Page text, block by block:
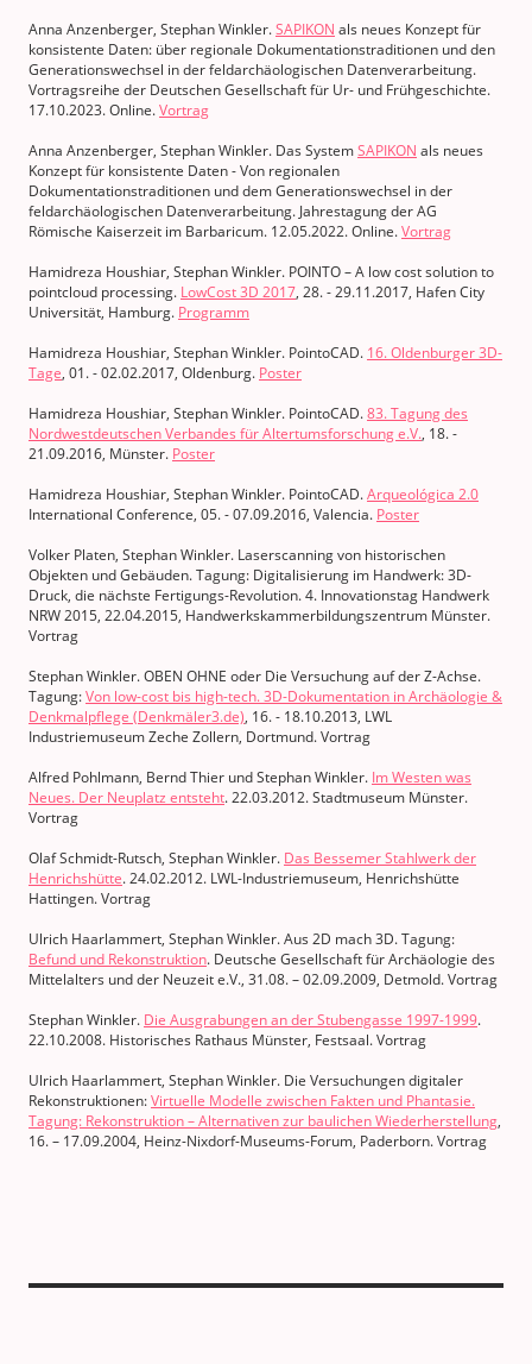
Anna Anzenberger, Stephan Winkler.SAPIKON als neues Konzept für
konsistente Daten: über regionale Dokumentationstraditionen und den
Generationswechsel in der feldarchäologischen Datenverarbeitung.
Vortragsreihe der Deutschen Gesellschaft für Ur- und Frühgeschichte.
17.10.2023. Online.Vortrag
Anna Anzenberger, Stephan Winkler. Das SystemSAPIKON als neues
Konzept für konsistente Daten - Von regionalen
Dokumentationstraditionen und dem Generationswechsel in der
feldarchäologischen Datenverarbeitung. Jahrestagung der AG
Römische Kaiserzeit im Barbaricum. 12.05.2022. Online.Vortrag
Hamidreza Houshiar, Stephan Winkler. POINTO – A low cost solution to
pointcloud processing. LowCost 3D 2017, 28. - 29.11.2017, Hafen City
Universität, Hamburg. Programm
Hamidreza Houshiar, Stephan Winkler. PointoCAD. 16. Oldenburger 3D-
Tage, 01. - 02.02.2017, Oldenburg. Poster
Hamidreza Houshiar, Stephan Winkler. PointoCAD.83. Tagung des
Nordwestdeutschen Verbandes für Altertumsforschung e.V., 18. -
21.09.2016, Münster. Poster
Hamidreza Houshiar, Stephan Winkler. PointoCAD.Arqueológica 2.0
International Conference, 05. - 07.09.2016, Valencia. Poster
Volker Platen, Stephan Winkler. Laserscanning von historischen
Objekten und Gebäuden. Tagung: Digitalisierung im Handwerk: 3D-
Druck, die nächste Fertigungs-Revolution. 4. Innovationstag Handwerk
NRW 2015, 22.04.2015, Handwerkskammerbildungszentrum Münster.
Vortrag
Stephan Winkler. OBEN OHNE oder Die Versuchung auf der Z-Achse.
Tagung:Von low-cost bis high-tech. 3D-Dokumentation in Archäologie &
Denkmalpflege (Denkmäler3.de), 16. - 18.10.2013, LWL
Industriemuseum Zeche Zollern, Dortmund. Vortrag
Alfred Pohlmann, Bernd Thier und Stephan Winkler. Im Westen was
Neues. Der Neuplatz entsteht. 22.03.2012. Stadtmuseum Münster.
Vortrag
Olaf Schmidt-Rutsch, Stephan Winkler. Das Bessemer Stahlwerk der
Henrichshütte. 24.02.2012. LWL-Industriemuseum, Henrichshütte
Hattingen. Vortrag
Ulrich Haarlammert, Stephan Winkler. Aus 2D mach 3D. Tagung:
Befund und Rekonstruktion. Deutsche Gesellschaft für Archäologie des
Mittelalters und der Neuzeit e.V., 31.08. – 02.09.2009, Detmold. Vortrag
Stephan Winkler. Die Ausgrabungen an der Stubengasse 1997-1999.
22.10.2008. Historisches Rathaus Münster, Festsaal. Vortrag
Ulrich Haarlammert, Stephan Winkler. Die Versuchungen digitaler
Rekonstruktionen:Virtuelle Modelle zwischen Fakten und Phantasie.
Tagung: Rekonstruktion – Alternativen zur baulichen Wiederherstellung,
16. – 17.09.2004, Heinz-Nixdorf-Museums-Forum, Paderborn. Vortrag